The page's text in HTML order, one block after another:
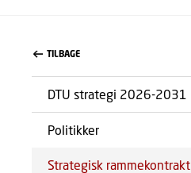
TILBAGE
DTU strategi 2026-2031
Politikker
Strategisk rammekontrakt